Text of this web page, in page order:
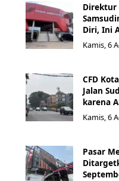
Direktur
Diri, Ini
Kamis, 6
CFD
Jalan
karena
Kamis, 6
Pasar